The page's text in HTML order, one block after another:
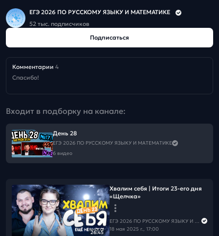
ЕГЭ 2026 ПО РУССКОМУ ЯЗЫКУ И МАТЕМАТИКЕ
52 тыс. подписчиков
Подписаться
Комментарии 4
Спасибо!
Входит в подборку на канале:
День 28
ЕГЭ 2026 ПО РУССКОМУ ЯЗЫКУ И МАТЕМАТИКЕ
6 видео
26:45
Хвалим себя | Итоги 23-его дня
«Щелчка»
ЕГЭ 2026 ПО РУССКОМУ ЯЗЫКУ И МАТЕМАТИКЕ
18 мая 2025 г., 17:00